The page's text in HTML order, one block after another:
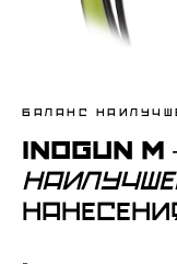
Баланс
Inogun M